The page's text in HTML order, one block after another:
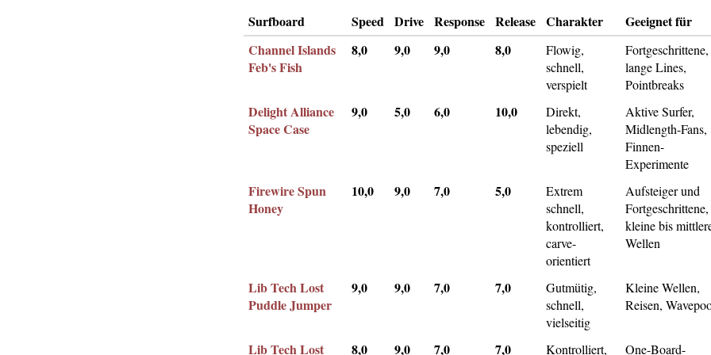
Surfboard Speed Drive Response Release Charakter
Geeignet für
Channel Islands
Feb's Fish
8,0 9,0 9,0 8,0
Flowig,
schnell,
verspielt
Fortgeschrittene,
lange Lines,
Pointbreaks
Delight Alliance
Space Case
9,0 5,0 6,0 10,0
Direkt,
lebendig,
speziell
Aktive Surfer,
Midlength-Fans,
Finnen-
Experimente
Firewire Spun
Honey
10,0 9,0 7,0 5,0
Extrem
schnell,
kontrolliert,
carve-
orientiert
Aufsteiger und
Fortgeschrittene,
kleine bis
Wellen
Lib Tech Lost
Puddle Jumper
9,0 9,0 7,0 7,0
Gutmütig,
schnell,
vielseitig
Kleine Wellen,
Reisen,
Lib Tech Lost 8,0 9,0 7,0 7,0 Kontrolliert, One-Board-